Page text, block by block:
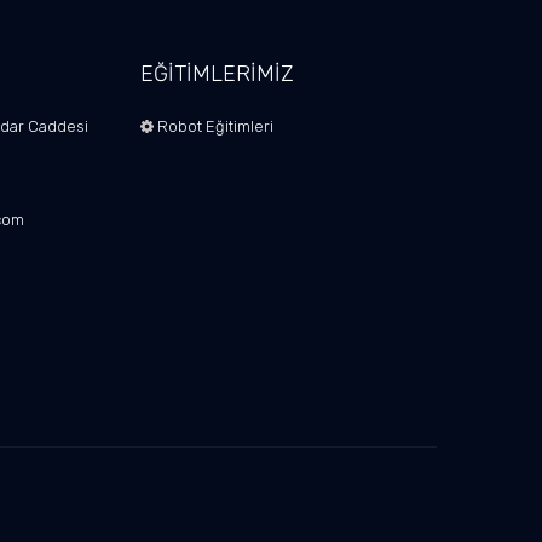
Caddesi
EĞİTİMLERİMİZ
Robot Eğitimleri